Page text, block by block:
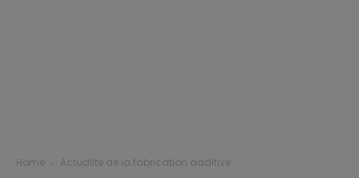
Home Actualité de la fabrication additive